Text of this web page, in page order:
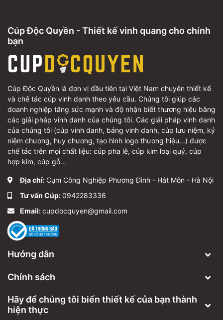
Cúp Độc Quyền - Thiết kế vinh quang cho chính
bạn
Cúp Độc Quyền là đơn vị đầu tiên tại Việt Nam chuyên thiết kế
và chế tác cúp vinh danh theo yêu cầu. Chúng tôi giúp các
doanh nghiệp tăng sức mạnh và độ nhận biết thương hiệu bằng
các giải pháp vinh danh của chúng tôi. Các giải pháp vinh danh
của chúng tôi (cúp vinh danh, bảng vinh danh, cúp lưu niệm, kỷ
niệm chương, huy chương, tạo hình logo thương hiệu...) được
chế tác trên mọi chất liệu: cúp pha lê, cúp kim loại quý, cúp
hợp kim, cúp gỗ...
Địa chỉ: Cụm Công Nghiệp Phương Đình - Hát Môn - Hà Nội
Tư vấn Cúp:0942283336
Email:cupdocquyen@gmail.com
Hướng dẫn
Chính sách
Hãy để chúng tôi biến thiết kế của bạn thành
hiện thực